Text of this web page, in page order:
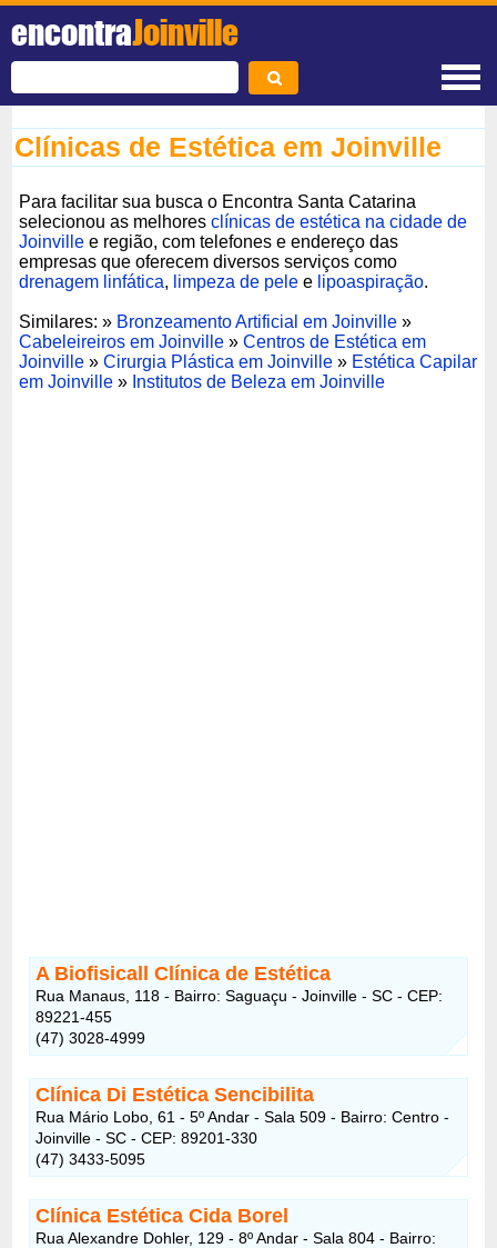
encontraJoinville
Clínicas de Estética em Joinville
Para facilitar sua busca o Encontra Santa Catarina
selecionou as melhoresclínicas de estética na cidade de
Joinville e região, com telefones e endereço das
empresas que oferecem diversos serviços como
drenagem linfática, limpeza de pele e lipoaspiração.
Similares: » Bronzeamento Artificial em Joinville »
Cabeleireiros em Joinville »Centros de Estética em
Joinville »Cirurgia Plástica em Joinville » Estética Capilar
em Joinville » Institutos de Beleza em Joinville
A Biofisicall Clínica de Estética
Rua Manaus, 118 - Bairro: Saguaçu - Joinville - SC - CEP:
89221-455
(47) 3028-4999
Clínica Di Estética Sencibilita
Rua Mário Lobo, 61 - 5º Andar - Sala 509 - Bairro: Centro -
Joinville - SC - CEP: 89201-330
(47) 3433-5095
Clínica Estética Cida Borel
Rua Alexandre Dohler, 129 - 8º Andar - Sala 804 - Bairro: